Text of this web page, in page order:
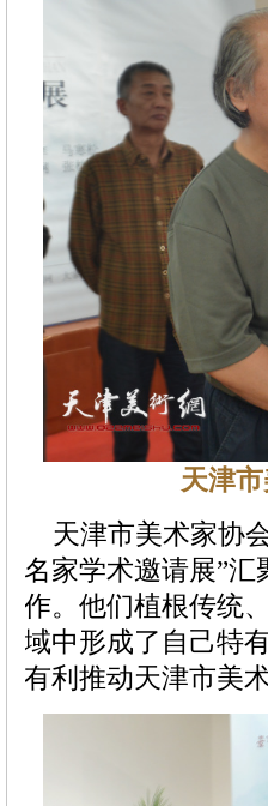
天津
天津市美术家协
名家学术邀请展”
作。他们植根传统
域中形成了自己特
有利推动天津市美